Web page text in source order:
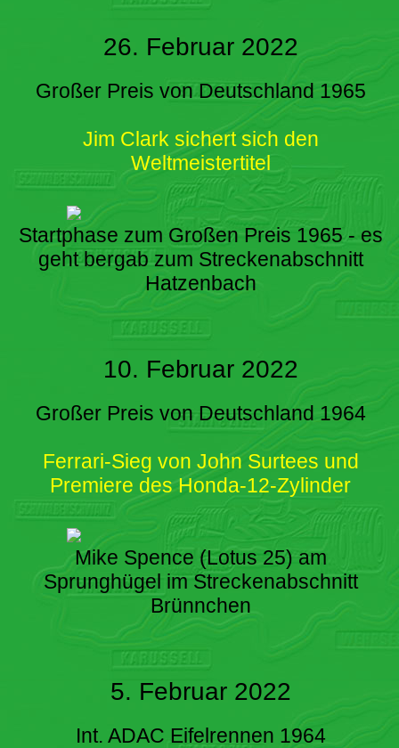
26. Februar 2022
Großer Preis von Deutschland 1965
Jim Clark sichert sich den
Weltmeistertitel
Startphase zum Großen Preis 1965 - es
geht bergab zum Streckenabschnitt
Hatzenbach
10. Februar 2022
Großer Preis von Deutschland 1964
Ferrari-Sieg von John Surtees und
Premiere des Honda-12-Zylinder
Mike Spence (Lotus 25) am
Sprunghügel im Streckenabschnitt
Brünnchen
5. Februar 2022
Int. ADAC Eifelrennen 1964